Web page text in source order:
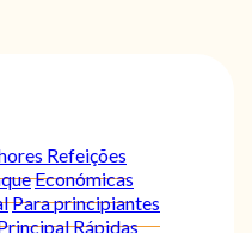
Refeições
Económicas
Para principiantes
Rápidas